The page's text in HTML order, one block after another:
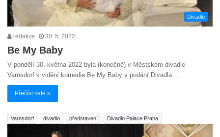
Divadlo
redakce 30. 5. 2022
Be My Baby
V pondělí 30. května 2022 byla (konečně) v Městském divadle
Varnsdorf k vidění komedie Be My Baby v podání Divadla…
Přečíst celé »
Varnsdorf divadlo představení Divadlo Palace Praha